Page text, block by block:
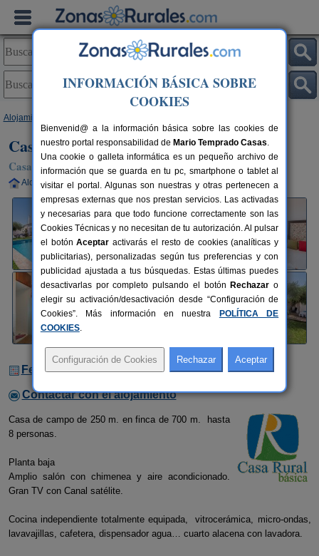
Alojamientos
Casa Rural Pozo Viejo
Casa Rural en Marchena (Sevilla)
Alquiler completo 8 plazas 62 km de Sevilla
Fechas Libres
Contactar con el alojamiento
Casa de campo de 250 m. en finca de 700 m. hasta
8 personas.
Planta baja
Amplio salón con chimenea y aire acondicionado.
Gran TV con Canal satélite.
Cocina independiente totalmente equipada, vitrocerámica, micro-ondas,
lavavajillas, cafetera, dispensador agua… cuarto alacena con lavadora.
INFORMACIÓN BÁSICA SOBRE
COOKIES
Bienvenid@ a la información básica sobre las cookies de
nuestro portal responsabilidad de Mario Temprado Casas.
Una cookie o galleta informática es un pequeño archivo de
información que se guarda en tu pc, smartphone o tablet al
visitar el portal. Algunas son nuestras y otras pertenecen a
empresas externas que nos prestan servicios. Las activadas
y necesarias para que todo funcione correctamente son las
Cookies Técnicas y no necesitan de tu autorización. Al pulsar
el botónAceptar activarás el resto de cookies (analíticas y
publicitarias), personalizadas según tus preferencias y con
publicidad ajustada a tus búsquedas. Estas últimas puedes
desactivarlas por completo pulsando el botón Rechazar o
elegir su activación/desactivación desde “Configuración de
Cookies”. Más información en nuestra
POLÍTICA DE
COOKIES.